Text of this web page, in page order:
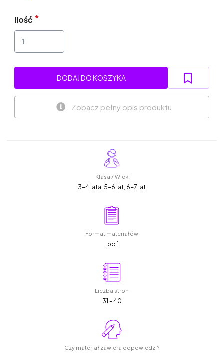
Ilość
DODAJ DO KOSZYKA
Zobacz pełny opis produktu
Klasa / Wiek
3-4 lata, 5-6 lat, 6-7 lat
Format materiałów
.pdf
Liczba stron
31 - 40
Czy materiał zawiera odpowiedzi?